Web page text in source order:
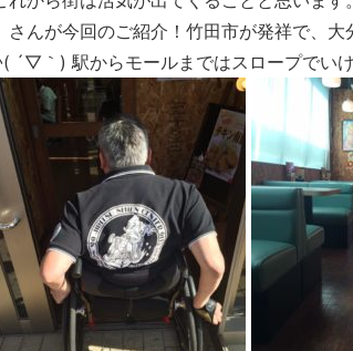
さんが今回のご紹介！竹田市が発祥で、
´▽｀) 駅からモールまではスロープでい